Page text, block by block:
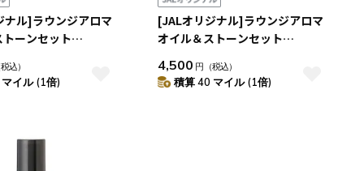
ナル]ラウンジアロマ
ーンセット
込）
イル (1倍)
[JALオリジナル]ラウンジアロマ
オイル＆ストーンセット
4,500 円 （税込）
積算 40 マイル (1倍)